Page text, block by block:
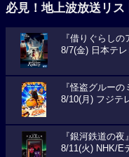
必見！地上波放送リス
『借りぐらしの
8/7(金) 日本テ
『怪盗グルーの
8/10(月) フジテ
『銀河鉄道の夜』
8/11(火) NHK/E